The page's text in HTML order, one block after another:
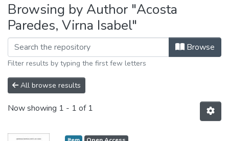
Estadísticas Externas
Manuales
Browsing by Author "Acosta
Paredes, Virna Isabel"
Browse
Filter results by typing the first few letters
All browse results
Now showing 1 - 1 of 1